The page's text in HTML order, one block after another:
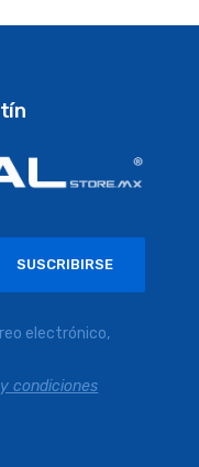
SUSCRIBIRSE
electrónico,
condiciones